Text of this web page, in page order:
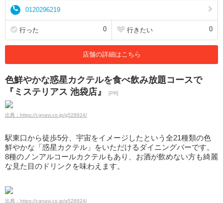
0120296219
行った 0 行きたい 0
店舗の詳細はこちら
色鮮やかな惑星カクテルを食べ飲み放題コースで
『ミステリアス 池袋店』
[PR]
出典：https://r.gnavi.co.jp/g528924/
駅東口から徒歩5分、宇宙をイメージしたという全21種類の色
鮮やかな「惑星カクテル」をいただけるダイニングバーです。
8種のノンアルコールカクテルもあり、お酒が飲めない方も綺麗
な見た目のドリンクを味わえます。
出典：https://r.gnavi.co.jp/g528924/